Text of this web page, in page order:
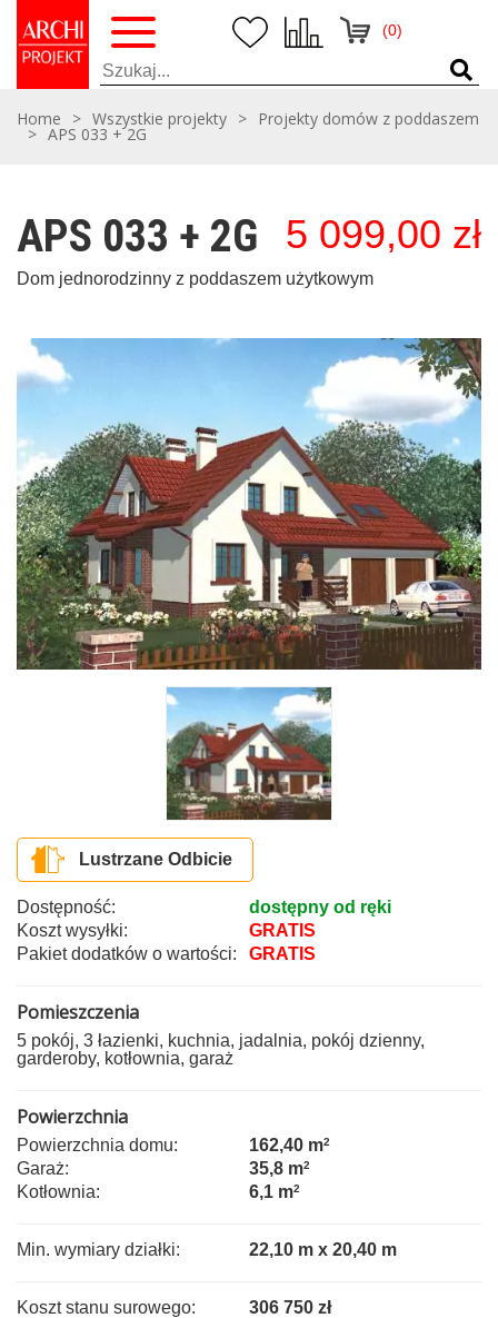
(0)
Home > Wszystkie projekty > Projekty domów z poddaszem
> APS 033 + 2G
APS 033 + 2G 5 099,00 zł
Dom jednorodzinny z poddaszem użytkowym
Lustrzane Odbicie
Dostępność:
dostępny od ręki
Koszt wysyłki:
GRATIS
Pakiet dodatków o wartości:
GRATIS
Pomieszczenia
5 pokój, 3 łazienki, kuchnia, jadalnia, pokój dzienny,
garderoby, kotłownia, garaż
Powierzchnia
Powierzchnia domu: 162,40 m2
Garaż: 35,8 m2
Kotłownia: 6,1 m2
Min. wymiary działki: 22,10 m x 20,40 m
Koszt stanu surowego: 306 750 zł